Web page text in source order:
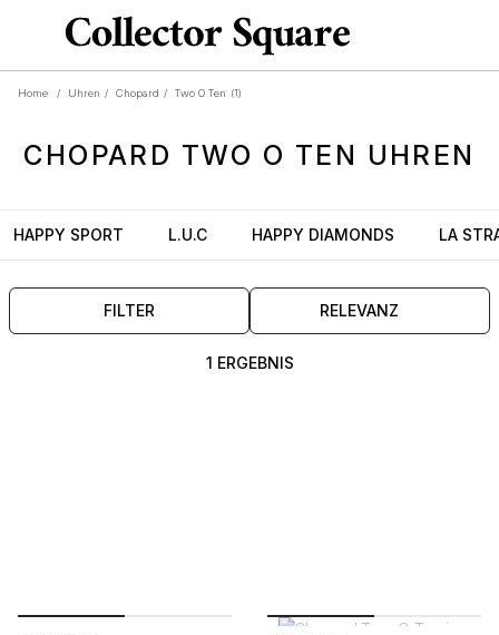
Home / Uhren / Chopard / Two O Ten (1)
CHOPARD TWO O TEN UHREN
HAPPY SPORT L.U.C HAPPY DIAMONDS LA
FILTER RELEVANZ
1 ERGEBNIS